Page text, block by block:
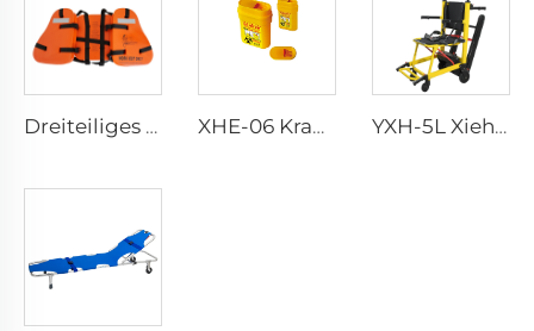
Dreiteiliges Arbeitsleben Weste für Erwachsene XHE-06 Krankenhauswiederholbarer Scharfenbehälter YXH-5L Xiehe Treppensteigrollstuhl Elektrischer Treppenstuhl